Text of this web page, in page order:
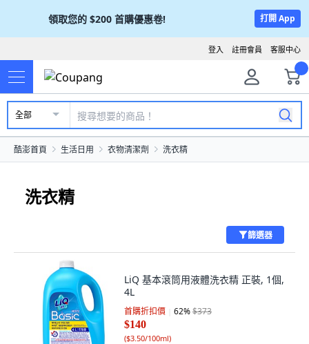
領取您的 $200 首購優惠卷! 打開 App
客服中心
註冊會員
登入
全部
酷澎首頁 生活日用 衣物清潔劑 洗衣精
洗衣精
篩選器
LiQ 基本滾筒用液體洗衣精 正裝, 1個,
4L
首購折扣價 62%$373
$140
($3.50/100ml)